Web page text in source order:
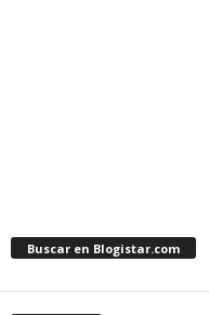
Buscar en Blogistar.com